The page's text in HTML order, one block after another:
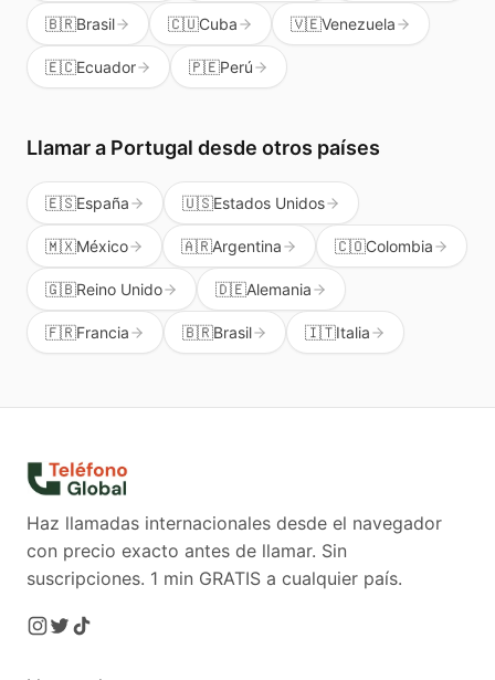
🇧🇷Brasil 🇨🇺Cuba 🇻🇪Venezuela
🇪🇨Ecuador 🇵🇪Perú
Llamar a Portugal desde otros países
🇪🇸España 🇺🇸Estados Unidos
🇲🇽México 🇦🇷Argentina 🇨🇴Colombia
🇬🇧Reino Unido 🇩🇪Alemania
🇫🇷Francia 🇧🇷Brasil 🇮🇹Italia
Haz llamadas internacionales desde el navegador
con precio exacto antes de llamar. Sin
suscripciones. 1 min GRATIS a cualquier país.